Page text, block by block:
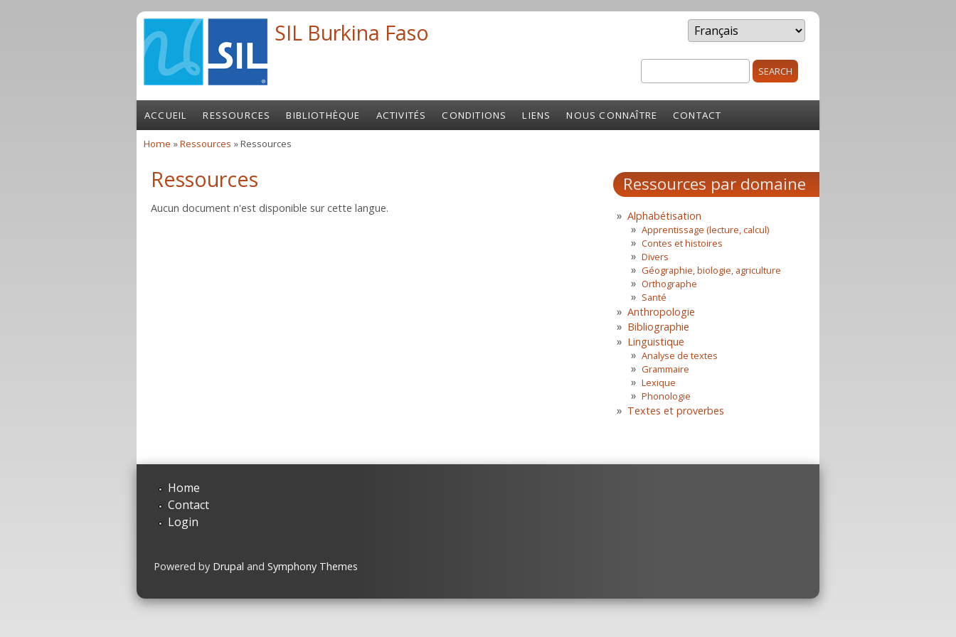
SIL Burkina Faso
Search form
ACCUEIL RESSOURCES BIBLIOTHÈQUE ACTIVITÉS CONDITIONS LIENS NOUS CONNAÎTRE CONTACT
Home »Ressources » Ressources
Ressources
Aucun document n'est disponible sur cette langue.
Ressources par domaine
Alphabétisation
Apprentissage (lecture, calcul)
Contes et histoires
Divers
Géographie, biologie, agriculture
Orthographe
Santé
Anthropologie
Bibliographie
Linguistique
Analyse de textes
Grammaire
Lexique
Phonologie
Textes et proverbes
Home
Contact
Login
Powered by Drupal and Symphony Themes